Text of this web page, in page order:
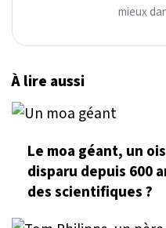
mieux
À lire aussi
Le moa géant, un
disparu depuis 600
des scientifiques ?